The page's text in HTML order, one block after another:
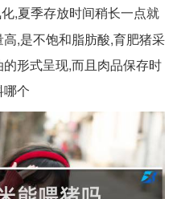
,夏季存放时间稍长一点就
,是不饱和脂肪酸,育肥猪采
形式呈现,而且肉品保存时
哪个